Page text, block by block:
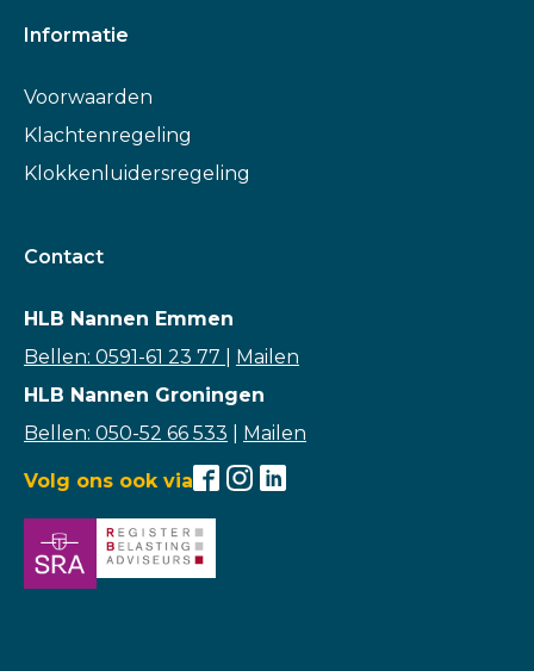
Informatie
Voorwaarden
Klachtenregeling
Klokkenluidersregeling
Contact
HLB Nannen Emmen
Bellen: 0591-61 23 77
Mailen
HLB Nannen Groningen
Bellen: 050-52 66 533
Mailen
Volg ons ook via